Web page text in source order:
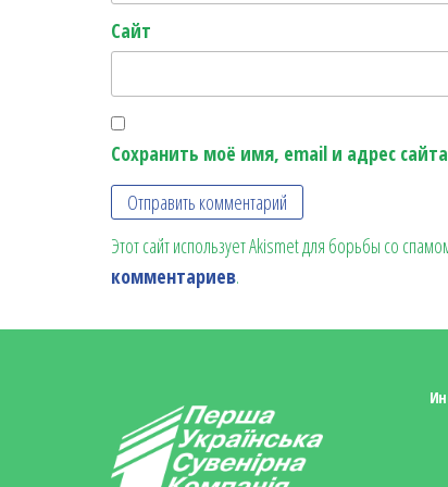
Сайт
Сохранить моё имя, email и адрес
Этот сайт использует Akismet для борьбы со
комментариев.